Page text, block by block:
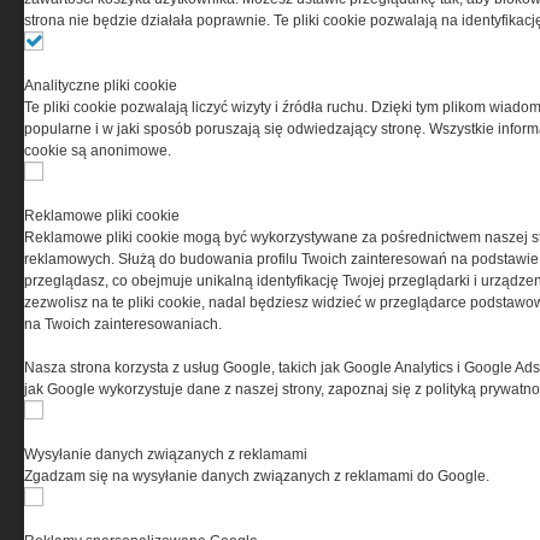
(zwana dalej Grupa MEDIUM) w postaci Regulaminu.
Ta witryna wykorzystuje pliki cookies do przechowywania
informacji na Twoim komputerze. Pliki cookies stosujemy
w celu świadczenia usług na najwyższym poziomie,
w tym w sposób dostosowany do indywidualnych potrzeb.
cookies oznacza, że będą one zamieszczane w Twoim
urządzeniu końcowym. W każdym momencie możesz
dokonać zmiany ustawień przeglądarki dotyczących
serwisu prosimy o zapoznanie się z naszą
prywatności
oraz informacją o cookies
strona nie będzie działała poprawnie. Te pliki cookie pozwalają na
Analityczne pliki cookie
Te pliki cookie pozwalają liczyć wizyty i źródła ruchu. Dzięki tym plikom
popularne i w jaki sposób poruszają się odwiedzający stronę. Wszystkie
cookie są anonimowe.
Reklamowe pliki cookie
Reklamowe pliki cookie mogą być wykorzystywane za pośrednictwem naszej
reklamowych. Służą do budowania profilu Twoich zainteresowań na
przeglądasz, co obejmuje unikalną identyfikację Twojej przeglądarki i
zezwolisz na te pliki cookie, nadal będziesz widzieć w przeglądarce
na Twoich zainteresowaniach.
Nasza strona korzysta z usług Google, takich jak Google Analytics i Google
jak Google wykorzystuje dane z naszej strony, zapoznaj się z polityką
Wysyłanie danych związanych z reklamami
Zgadzam się na wysyłanie danych związanych z reklamami do Google.